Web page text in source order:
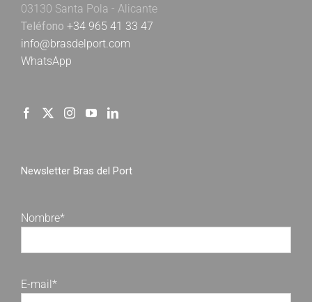
03130 Santa Pola - Alicante
Teléfono +34 965 41 33 47
info@brasdelport.com
WhatsApp
Newsletter Bras del Port
Nombre*
E-mail*